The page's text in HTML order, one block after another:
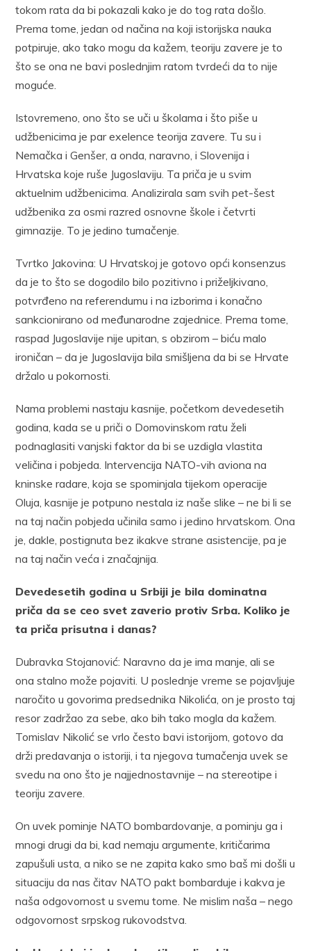
tokom rata da bi pokazali kako je do tog rata došlo.
Prema tome, jedan od načina na koji istorijska nauka
potpiruje, ako tako mogu da kažem, teoriju zavere je to
što se ona ne bavi poslednjim ratom tvrdeći da to nije
moguće.
Istovremeno, ono što se uči u školama i što piše u
udžbenicima je par exelence teorija zavere. Tu su i
Nemačka i Genšer, a onda, naravno, i Slovenija i
Hrvatska koje ruše Jugoslaviju. Ta priča je u svim
aktuelnim udžbenicima. Analizirala sam svih pet-šest
udžbenika za osmi razred osnovne škole i četvrti
gimnazije. To je jedino tumačenje.
​Tvrtko Jakovina: U Hrvatskoj je gotovo opći konsenzus
da je to što se dogodilo bilo pozitivno i priželjkivano,
potvrđeno na referendumu i na izborima i konačno
sankcionirano od međunarodne zajednice. Prema tome,
raspad Jugoslavije nije upitan, s obzirom – biću malo
ironičan – da je Jugoslavija bila smišljena da bi se Hrvate
držalo u pokornosti.
Nama problemi nastaju kasnije, početkom devedesetih
godina, kada se u priči o Domovinskom ratu želi
podnaglasiti vanjski faktor da bi se uzdigla vlastita
veličina i pobjeda. Intervencija NATO-vih aviona na
kninske radare, koja se spominjala tijekom operacije
Oluja, kasnije je potpuno nestala iz naše slike – ne bi li se
na taj način pobjeda učinila samo i jedino hrvatskom. Ona
je, dakle, postignuta bez ikakve strane asistencije, pa je
na taj način veća i značajnija.
Devedesetih godina u Srbiji je bila dominatna
priča da se ceo svet zaverio protiv Srba. Koliko je
ta priča prisutna i danas?
Dubravka Stojanović: Naravno da je ima manje, ali se
ona stalno može pojaviti. U poslednje vreme se pojavljuje
naročito u govorima predsednika Nikolića, on je prosto taj
resor zadržao za sebe, ako bih tako mogla da kažem.
Tomislav Nikolić se vrlo često bavi istorijom, gotovo da
drži predavanja o istoriji, i ta njegova tumačenja uvek se
svedu na ono što je najjednostavnije – na stereotipe i
teoriju zavere.
On uvek pominje NATO bombardovanje, a pominju ga i
mnogi drugi da bi, kad nemaju argumente, kritičarima
zapušuli usta, a niko se ne zapita kako smo baš mi došli u
situaciju da nas čitav NATO pakt bombarduje i kakva je
naša odgovornost u svemu tome. Ne mislim naša – nego
odgovornost srpskog rukovodstva.